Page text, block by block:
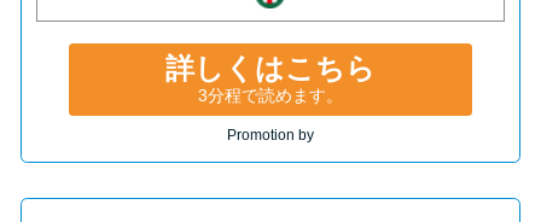
詳しくはこちら
3分程で読めます。
Promotion by